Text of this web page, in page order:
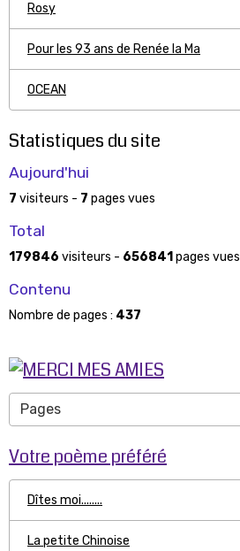
Rosy
Pour les 93 ans de Renée la Ma
OCEAN
Statistiques du site
Aujourd'hui
7 visiteurs - 7 pages vues
Total
179846 visiteurs - 656841 pages vues
Contenu
Nombre de pages : 437
Votre poème préféré
Dîtes moi........
La petite Chinoise